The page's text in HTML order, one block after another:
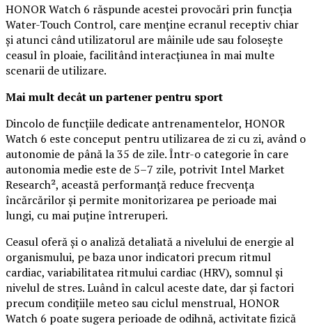
HONOR Watch 6 răspunde acestei provocări prin funcția
Water-Touch Control, care menține ecranul receptiv chiar
și atunci când utilizatorul are mâinile ude sau folosește
ceasul în ploaie, facilitând interacțiunea în mai multe
scenarii de utilizare.
Mai mult decât un partener pentru sport
Dincolo de funcțiile dedicate antrenamentelor, HONOR
Watch 6 este conceput pentru utilizarea de zi cu zi, având o
autonomie de până la 35 de zile. Într-o categorie în care
autonomia medie este de 5–7 zile, potrivit Intel Market
Research², această performanță reduce frecvența
încărcărilor și permite monitorizarea pe perioade mai
lungi, cu mai puține întreruperi.
Ceasul oferă și o analiză detaliată a nivelului de energie al
organismului, pe baza unor indicatori precum ritmul
cardiac, variabilitatea ritmului cardiac (HRV), somnul și
nivelul de stres. Luând în calcul aceste date, dar și factori
precum condițiile meteo sau ciclul menstrual, HONOR
Watch 6 poate sugera perioade de odihnă, activitate fizică